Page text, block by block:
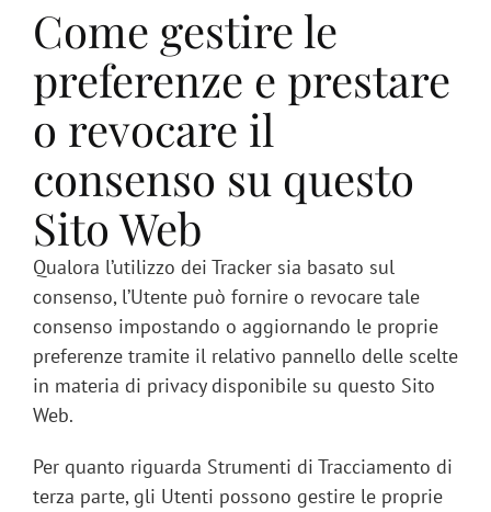
Come gestire le
preferenze e prestare
o revocare il
consenso su questo
Sito Web
Qualora l’utilizzo dei Tracker sia basato sul
consenso, l’Utente può fornire o revocare tale
consenso impostando o aggiornando le proprie
preferenze tramite il relativo pannello delle scelte
in materia di privacy disponibile su questo Sito
Web.
Per quanto riguarda Strumenti di Tracciamento di
terza parte, gli Utenti possono gestire le proprie